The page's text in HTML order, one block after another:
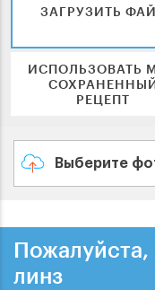
ЗАГРУЗИТЬ
ИСПОЛЬЗОВАТЬ
РЕЦЕПТ
Выберите
линз